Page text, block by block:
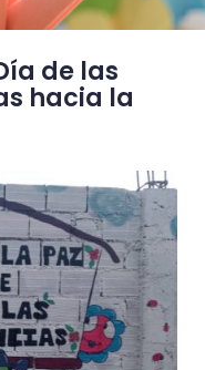
de las
hacia la